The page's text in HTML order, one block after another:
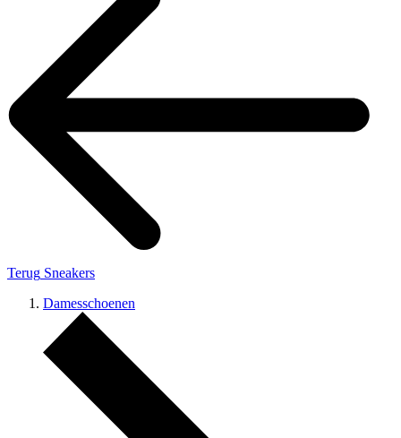
Terug Sneakers
Damesschoenen